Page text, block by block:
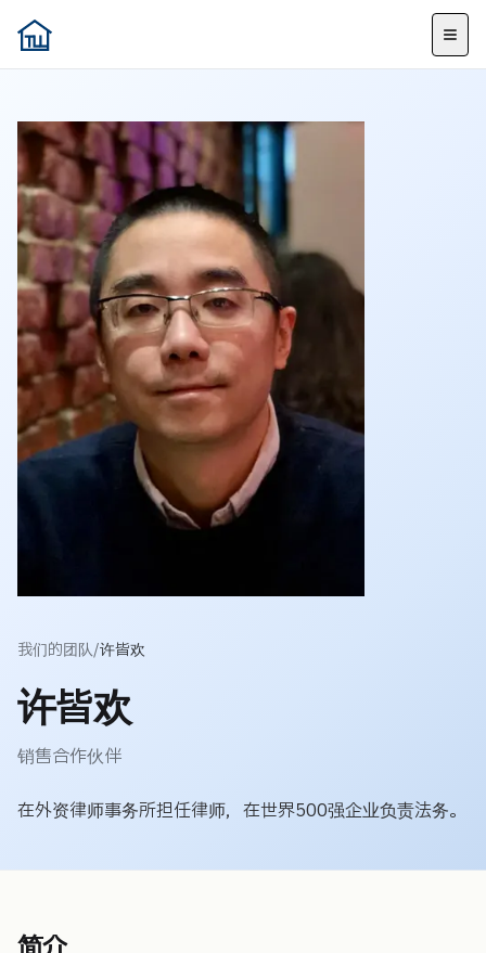
我们的团队/许皆欢
许皆欢
销售合作伙伴
在外资律师事务所担任律师，在世界500强企业负责法务。